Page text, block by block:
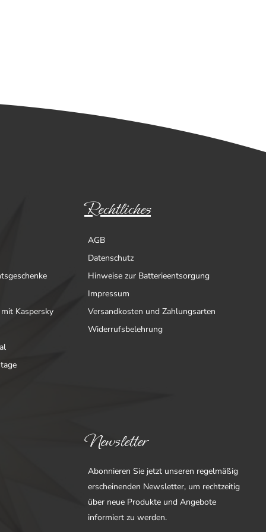
Kaspersky
Rechtliches
AGB
Datenschutz
Hinweise zur Batterieentsorgung
Impressum
Versandkosten und Zahlungsarten
Widerrufsbelehrung
Newsletter
Abonnieren Sie jetzt unseren regelmäßig
erscheinenden Newsletter, um rechtzeitig
über neue Produkte und Angebote
informiert zu werden.